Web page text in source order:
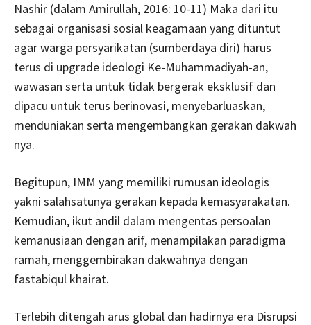
Nashir (dalam Amirullah, 2016: 10-11) Maka dari itu
sebagai organisasi sosial keagamaan yang dituntut
agar warga persyarikatan (sumberdaya diri) harus
terus di upgrade ideologi Ke-Muhammadiyah-an,
wawasan serta untuk tidak bergerak eksklusif dan
dipacu untuk terus berinovasi, menyebarluaskan,
menduniakan serta mengembangkan gerakan dakwah
nya.
Begitupun, IMM yang memiliki rumusan ideologis
yakni salahsatunya gerakan kepada kemasyarakatan.
Kemudian, ikut andil dalam mengentas persoalan
kemanusiaan dengan arif, menampilakan paradigma
ramah, menggembirakan dakwahnya dengan
fastabiqul khairat.
Terlebih ditengah arus global dan hadirnya era Disrupsi